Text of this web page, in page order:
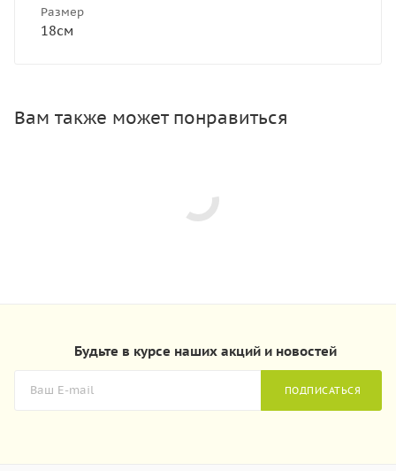
Размер
18см
Вам также может понравиться
Будьте в курсе наших акций и новостей
ПОДПИСАТЬСЯ